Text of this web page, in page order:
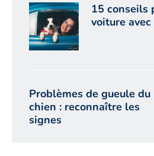
15 conseils
voiture
Problèmes de gueule du
chien : reconnaître les
signes